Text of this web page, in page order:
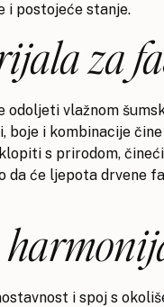
i postojeće stanje.
za
vlažnom
boje i kombinacije
s prirodom,
da će ljepota drvene
i spoj s